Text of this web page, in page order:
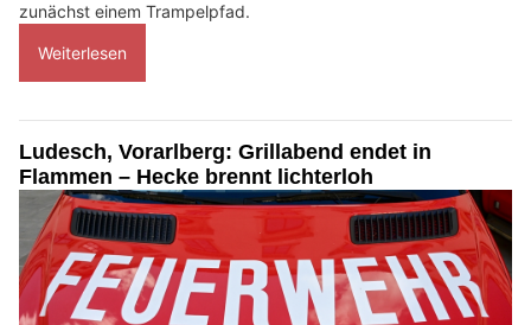
zunächst einem Trampelpfad.
Weiterlesen
Ludesch, Vorarlberg: Grillabend endet in
Flammen – Hecke brennt lichterloh